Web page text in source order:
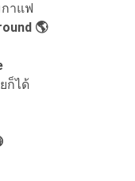
าแฟ
🌎
ก็ได้